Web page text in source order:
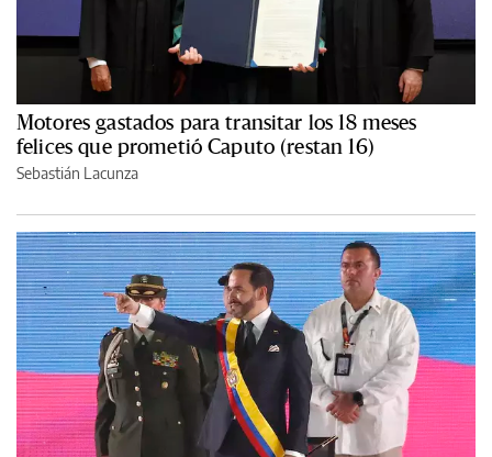
Motores gastados para transitar los 18 meses
felices que prometió Caputo (restan 16)
Sebastián Lacunza